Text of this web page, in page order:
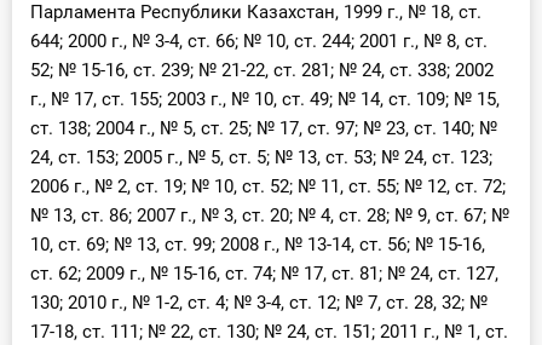
Парламента Республики Казахстан, 1999 г., № 18, ст.
644; 2000 г., № 3-4, ст. 66; № 10, ст. 244; 2001 г., № 8, ст.
52; № 15-16, ст. 239; № 21-22, ст. 281; № 24, ст. 338; 2002
г., № 17, ст. 155; 2003 г., № 10, ст. 49; № 14, ст. 109; № 15,
ст. 138; 2004 г., № 5, ст. 25; № 17, ст. 97; № 23, ст. 140; №
24, ст. 153; 2005 г., № 5, ст. 5; № 13, ст. 53; № 24, ст. 123;
2006 г., № 2, ст. 19; № 10, ст. 52; № 11, ст. 55; № 12, ст. 72;
№ 13, ст. 86; 2007 г., № 3, ст. 20; № 4, ст. 28; № 9, ст. 67; №
10, ст. 69; № 13, ст. 99; 2008 г., № 13-14, ст. 56; № 15-16,
ст. 62; 2009 г., № 15-16, ст. 74; № 17, ст. 81; № 24, ст. 127,
130; 2010 г., № 1-2, ст. 4; № 3-4, ст. 12; № 7, ст. 28, 32; №
17-18, ст. 111; № 22, ст. 130; № 24, ст. 151; 2011 г., № 1, ст.